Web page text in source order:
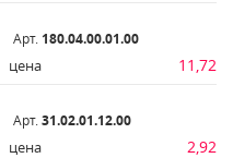
Арт. 180.04.00.01.00
цена 11,72
Арт. 31.02.01.12.00
цена 2,92